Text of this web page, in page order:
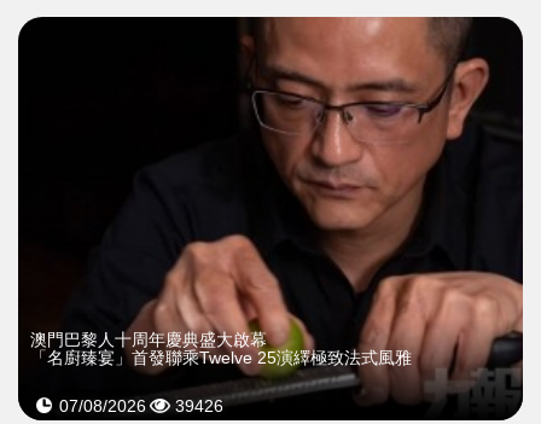
澳門巴黎人十周年慶典盛大啟幕
「名廚臻宴」首發聯乘Twelve 25演繹極致法式風雅
07/08/2026 39426